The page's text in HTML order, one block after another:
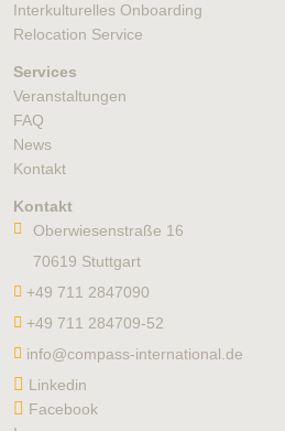
Interkulturelles Onboarding
Relocation Service
Services
Veranstaltungen
FAQ
News
Kontakt
Kontakt
Oberwiesenstraße 16
70619 Stuttgart
+49 711 2847090
+49 711 284709-52
info@compass-international.de
Linkedin
Facebook